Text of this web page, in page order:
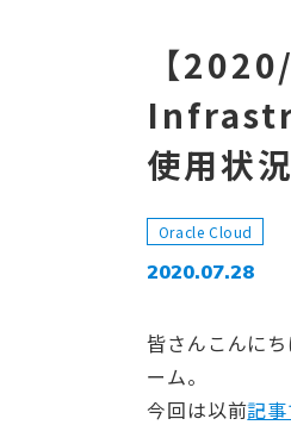
【
使用状
Oracle Cloud
2020.07.28
皆さんこんに
ーム。
今回は以前記